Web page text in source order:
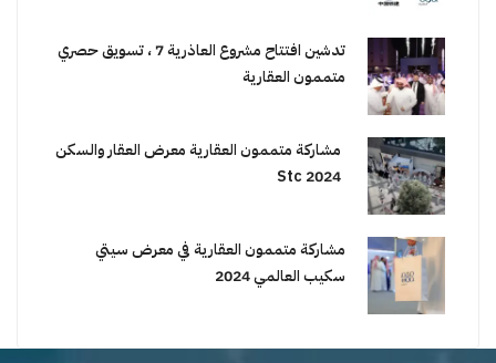
تدشين افتتاح مشروع العاذرية 7 ، تسويق حصري
متممون العقارية
مشاركة متممون العقارية معرض العقار والسكن
2024 Stc
مشاركة متممون العقارية في معرض سيتي
سكيب العالمي 2024